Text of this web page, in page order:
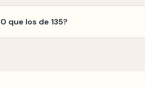
unos 160x200 cm. Necesitas
decidir y asegúrate de dejar
que los de 135?